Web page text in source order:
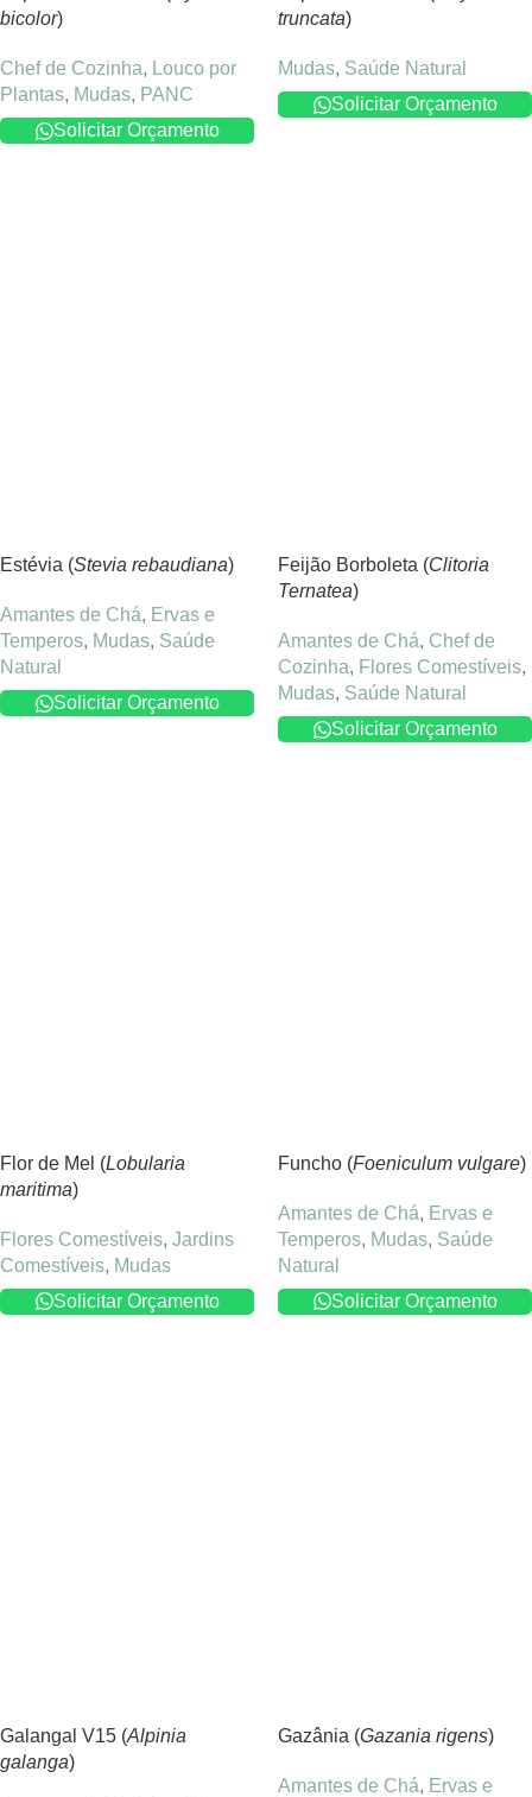
bicolor)
Chef de Cozinha, Louco por
Plantas, Mudas, PANC
Solicitar Orçamento
truncata)
Mudas, Saúde Natural
Solicitar Orçamento
Estévia (Stevia rebaudiana)
Amantes de Chá, Ervas e
Temperos, Mudas, Saúde
Natural
Solicitar Orçamento
Feijão Borboleta (Clitoria
Ternatea)
Amantes de Chá, Chef de
Cozinha, Flores Comestíveis,
Mudas, Saúde Natural
Solicitar Orçamento
Flor de Mel (Lobularia
maritima)
Flores Comestíveis, Jardins
Comestíveis, Mudas
Solicitar Orçamento
Funcho (Foeniculum vulgare)
Amantes de Chá, Ervas e
Temperos, Mudas, Saúde
Natural
Solicitar Orçamento
Galangal V15 (Alpinia
galanga)
Gazânia (Gazania rigens)
Amantes de Chá, Ervas e